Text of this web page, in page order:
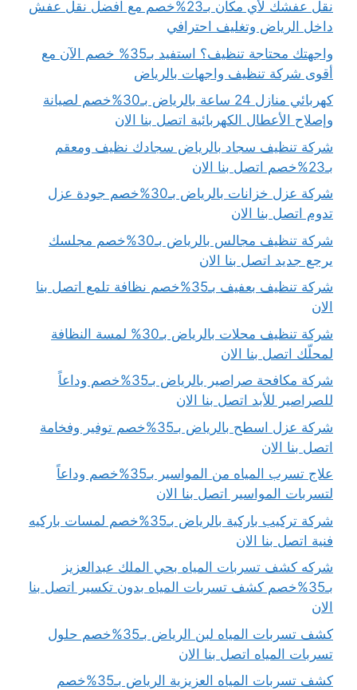
نقل عفشك لأي مكان بـ23%خصم مع افضل نقل عفش
داخل الرياض وتغليف احترافي
واجهتك محتاجة تنظيف؟ استفيد بـ35% خصم الآن مع
أقوى شركة تنظيف واجهات بالرياض
كهربائي منازل 24 ساعة بالرياض بـ30%خصم لصيانة
وإصلاح الأعطال الكهربائية اتصل بنا الان
شركة تنظيف سجاد بالرياض سجادك نظيف ومعقم
بـ23%خصم اتصل بنا الان
شركة عزل خزانات بالرياض بـ30%خصم جودة عزل
تدوم اتصل بنا الان
شركة تنظيف مجالس بالرياض بـ30%خصم مجلسك
يرجع جديد اتصل بنا الان
شركة تنظيف بعفيف بـ35%خصم نظافة تلمع اتصل بنا
الان
شركة تنظيف محلات بالرياض بـ30% لمسة النظافة
لمحلّك اتصل بنا الان
شركة مكافحة صراصير بالرياض بـ35%خصم وداعاً
للصراصير للأبد اتصل بنا الان
شركة عزل اسطح بالرياض بـ35%خصم توفير وفخامة
اتصل بنا الان
علاج تسرب المياه من المواسير بـ35%خصم وداعاً
لتسربات المواسير اتصل بنا الان
شركة تركيب باركية بالرياض بـ35%خصم لمسات باركيه
فنية اتصل بنا الان
شركه كشف تسربات المياه بحي الملك عبدالعزيز
بـ35%خصم كشف تسربات المياه بدون تكسير اتصل بنا
الان
كشف تسربات المياه لبن الرياض بـ35%خصم حلول
تسربات المياه اتصل بنا الان
كشف تسربات المياه العزيزية الرياض بـ35%خصم